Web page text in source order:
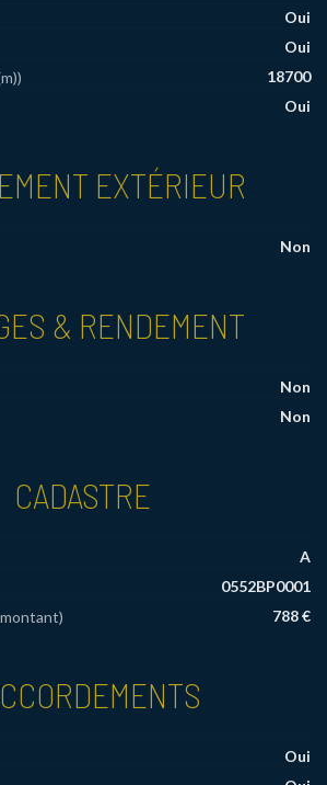
Oui
Oui
18700
Oui
EXTÉRIEUR
Non
& RENDEMENT
Non
Non
CADASTRE
A
0552BP0001
788 €
Oui